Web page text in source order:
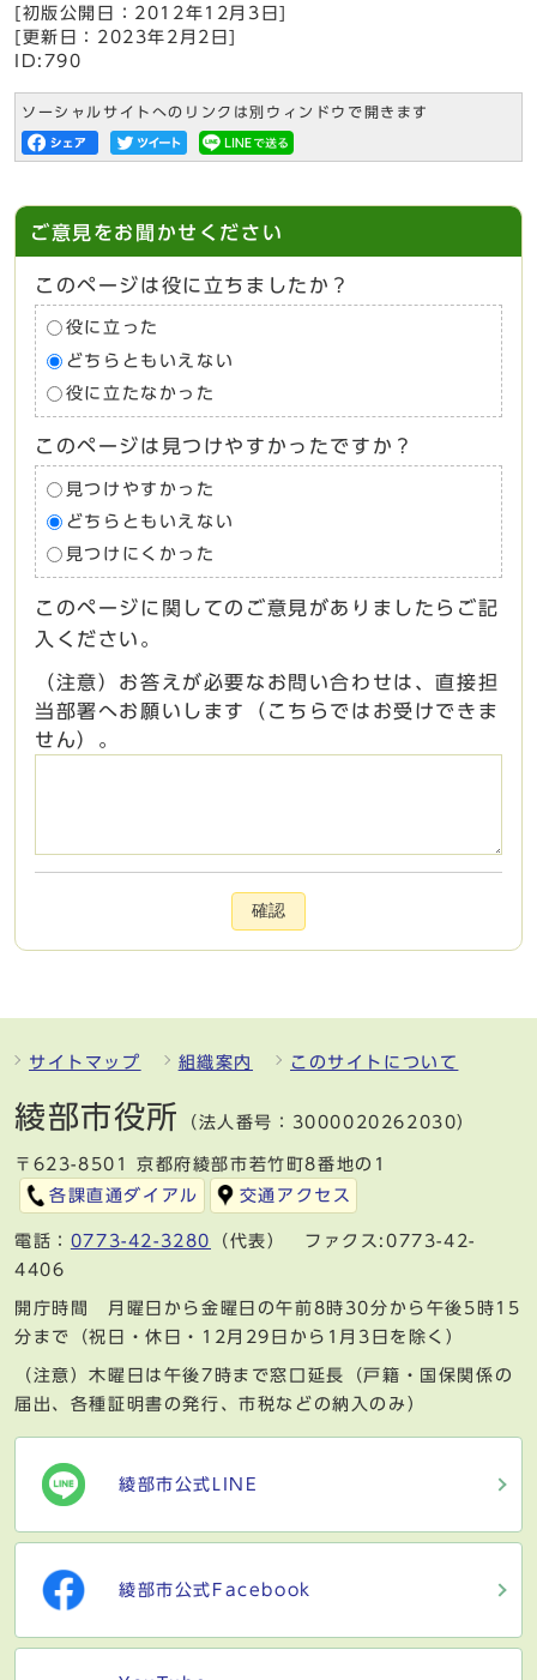
[初版公開日： 2012年12月3日]
[更新日： 2023年2月2日]
ID:790
ソーシャルサイトへのリンクは別ウィンドウで開きます
ご意見をお聞かせください
このページは役に立ちましたか？
役に立った
どちらともいえない
役に立たなかった
このページは見つけやすかったですか？
見つけやすかった
どちらともいえない
見つけにくかった
このページに関してのご意見がありましたらご記
入ください。
（注意）お答えが必要なお問い合わせは、直接担
当部署へお願いします（こちらではお受けできま
せん）。
確認
サイトマップ 組織案内 このサイトについて
綾部市役所 （法人番号：3000020262030）
〒623-8501 京都府綾部市若竹町8番地の1
各課直通ダイアル
交通アクセス
電話： 0773-42-3280
（代表） ファクス:0773-42-
4406
開庁時間 月曜日から金曜日の午前8時30分から午後5時15
分まで（祝日・休日・12月29日から1月3日を除く）
（注意）木曜日は午後7時まで窓口延長（戸籍・国保関係の
届出、各種証明書の発行、市税などの納入のみ）
綾部市公式LINE
綾部市公式Facebook